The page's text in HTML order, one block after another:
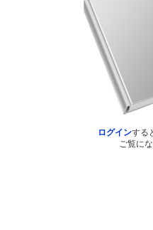
ログインする
ご覧に